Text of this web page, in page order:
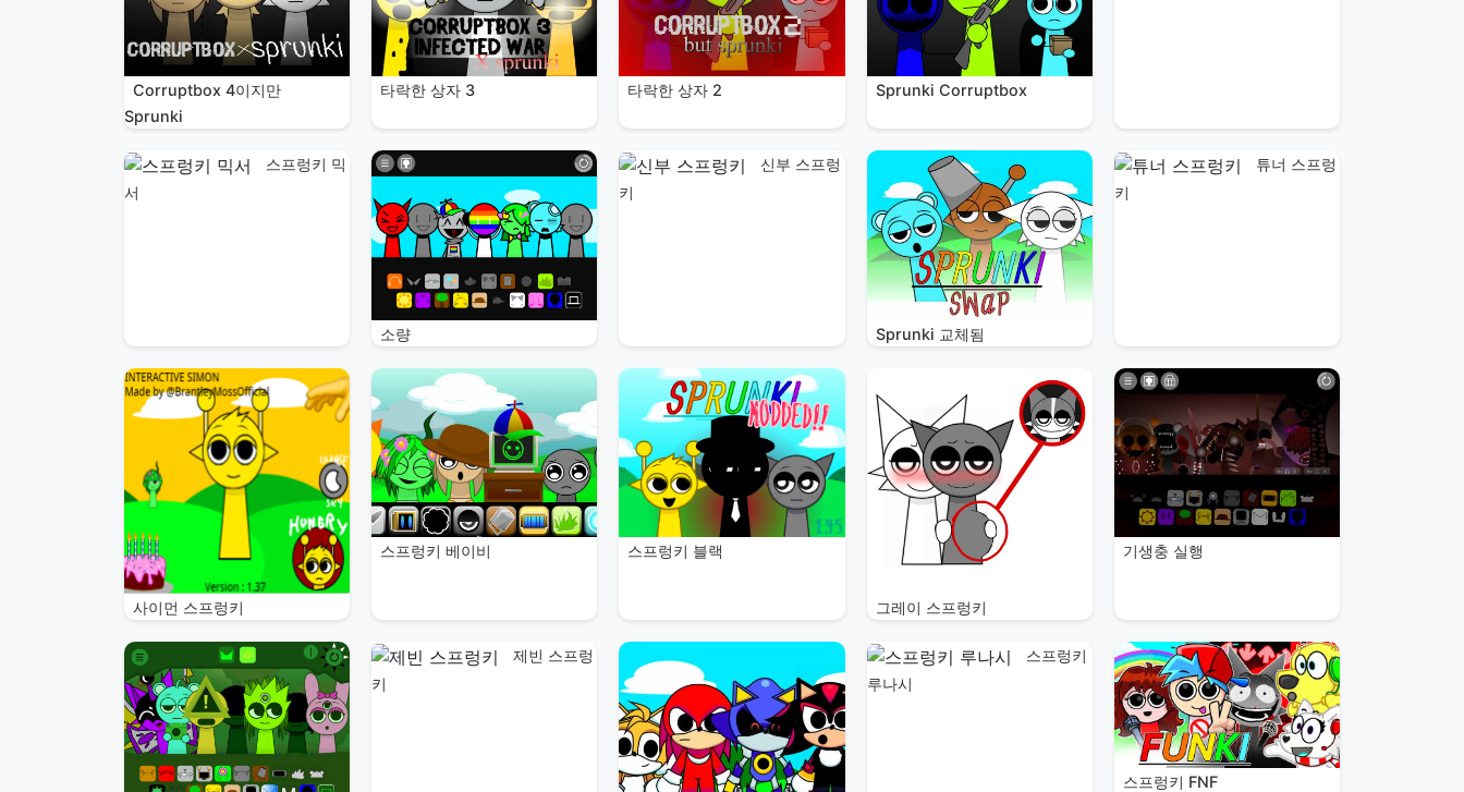
Corruptbox 4이지만
Sprunki
타락한 상자 3 타락한 상자 2 Sprunki Corruptbox
스프렁키 믹
서
소량
신부 스프렁
키
Sprunki 교체됨
튜너 스프렁
키
사이먼 스프렁키
스프렁키 베이비 스프렁키 블랙
그레이 스프렁키
기생충 실행
제빈 스프렁
키
스프렁키
루나시
스프렁키 FNF